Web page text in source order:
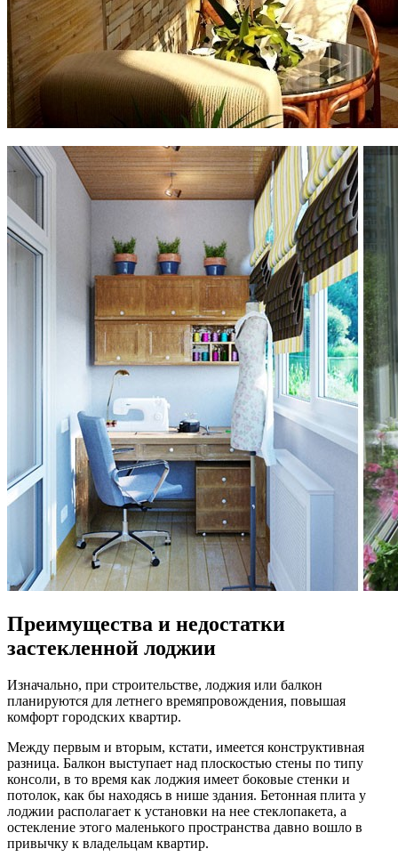
Преимущества и недостатки
застекленной лоджии
Изначально, при строительстве, лоджия или балкон
планируются для летнего времяпровождения, повышая
комфорт городских квартир.
Между первым и вторым, кстати, имеется конструктивная
разница. Балкон выступает над плоскостью стены по типу
консоли, в то время как лоджия имеет боковые стенки и
потолок, как бы находясь в нише здания. Бетонная плита у
лоджии располагает к установки на нее стеклопакета, а
остекление этого маленького пространства давно вошло в
привычку к владельцам квартир.